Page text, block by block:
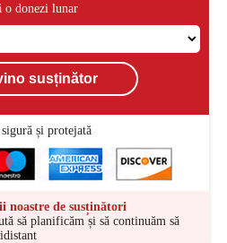
o donezi lunar
susținător
și protejată
noastre de susținători
să planificăm și să continuăm să